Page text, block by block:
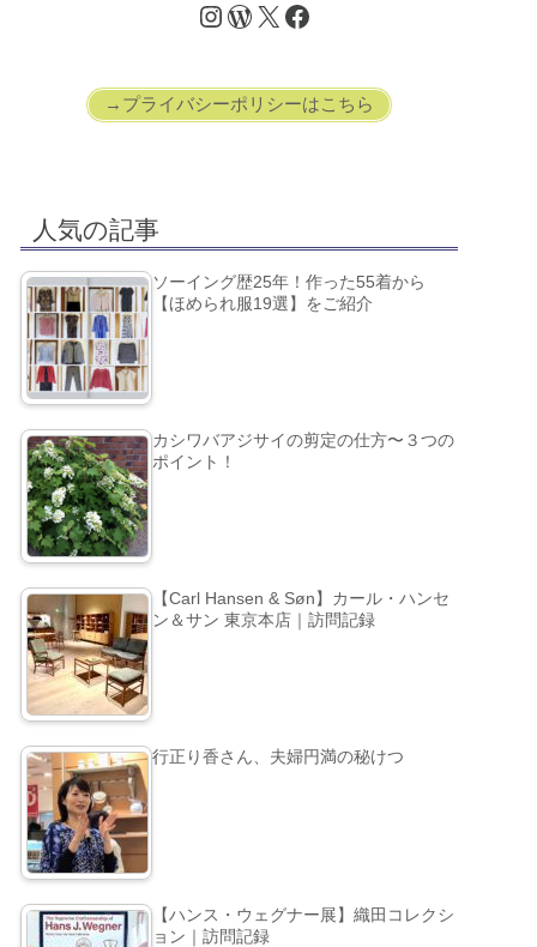
→プライバシーポリシーはこちら
人気の記事
ソーイング歴25年！作った55着から
【ほめられ服19選】をご紹介
カシワバアジサイの剪定の仕方〜３つの
ポイント！
【Carl Hansen & Søn】カール・ハンセ
ン＆サン 東京本店｜訪問記録
行正り香さん、夫婦円満の秘けつ
【ハンス・ウェグナー展】織田コレクシ
ョン｜訪問記録